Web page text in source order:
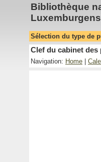
Bibliothèque
Sélection du type de
Clef du cabinet des
Navigation: Home